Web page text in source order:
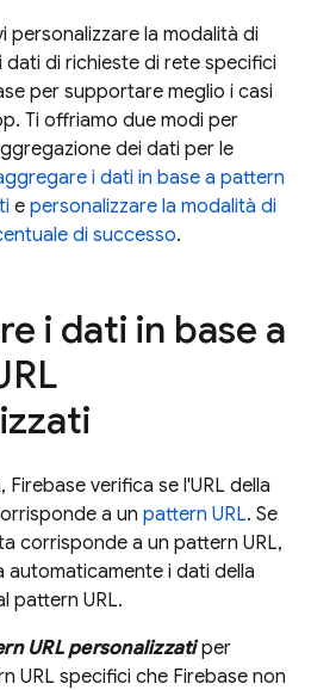
personalizzare la modalità di
di richieste di rete specifici
per supportare meglio i casi
Ti offriamo due modi per
dei dati per le
i dati in base a pattern
e personalizzare la modalità di
di successo.
i dati in base a
Firebase verifica se l'URL della
a un pattern URL. Se
corrisponde a un pattern URL,
automaticamente i dati della
pattern URL.
URL personalizzatiper
URL specifici che Firebase non